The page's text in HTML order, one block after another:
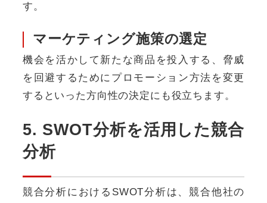
す。
マーケティング施策の選定
機会を活かして新たな商品を投入する、脅威
を回避するためにプロモーション方法を変更
するといった方向性の決定にも役立ちます。
5. SWOT分析を活用した競合
分析
競合分析におけるSWOT分析は、競合他社の